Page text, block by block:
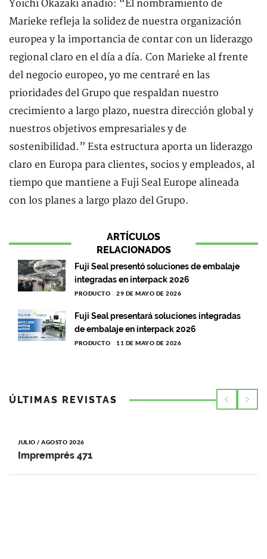
Yoichi Okazaki añadió: “El nombramiento de
Marieke refleja la solidez de nuestra organización
europea y la importancia de contar con un liderazgo
regional claro en el día a día. Con Marieke al frente
del negocio europeo, yo me centraré en las
prioridades del Grupo que respaldan nuestro
crecimiento a largo plazo, nuestra dirección global y
nuestros objetivos empresariales y de
sostenibilidad.” Esta estructura aporta un liderazgo
claro en Europa para clientes, socios y empleados, al
tiempo que mantiene a Fuji Seal Europe alineada
con los planes a largo plazo del Grupo.
ARTÍCULOS
RELACIONADOS
Fuji Seal presentó soluciones de embalaje
integradas en interpack 2026
PRODUCTO 29 DE MAYO DE 2026
Fuji Seal presentará soluciones integradas
de embalaje en interpack 2026
PRODUCTO 11 DE MAYO DE 2026
ÚLTIMAS REVISTAS
JULIO / AGOSTO 2026
Impremprés 471